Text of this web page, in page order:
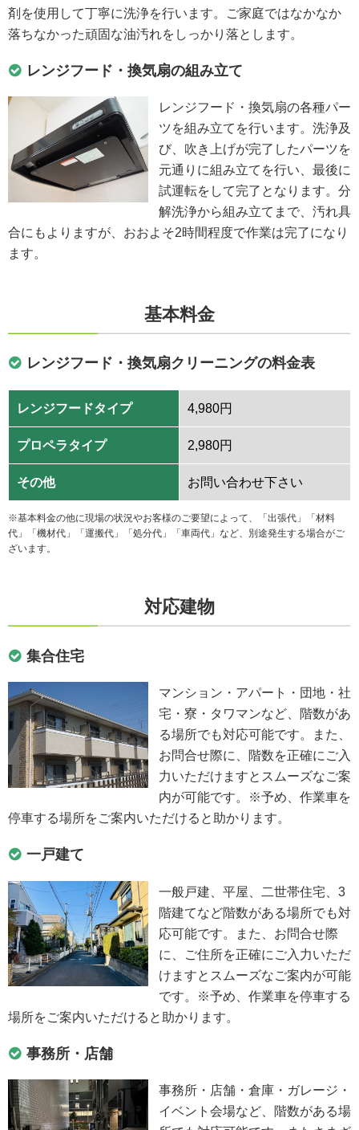
剤を使用して丁寧に洗浄を行います。ご家庭ではなかなか
落ちなかった頑固な油汚れをしっかり落とします。
レンジフード・換気扇の組み立て
レンジフード・換気扇の各種パー
ツを組み立てを行います。洗浄及
び、吹き上げが完了したパーツを
元通りに組み立てを行い、最後に
試運転をして完了となります。分
解洗浄から組み立てまで、汚れ具
合にもよりますが、おおよそ2時間程度で作業は完了になり
ます。
基本料金
レンジフード・換気扇クリーニングの料金表
レンジフードタイプ 4,980円
プロペラタイプ 2,980円
その他 お問い合わせ下さい
※基本料金の他に現場の状況やお客様のご要望によって、「出張代」「材料
代」「機材代」「運搬代」「処分代」「車両代」など、別途発生する場合がご
ざいます。
対応建物
集合住宅
マンション・アパート・団地・社
宅・寮・タワマンなど、階数があ
る場所でも対応可能です。また、
お問合せ際に、階数を正確にご入
力いただけますとスムーズなご案
内が可能です。※予め、作業車を
停車する場所をご案内いただけると助かります。
一戸建て
一般戸建、平屋、二世帯住宅、3
階建てなど階数がある場所でも対
応可能です。また、お問合せ際
に、ご住所を正確にご入力いただ
けますとスムーズなご案内が可能
です。※予め、作業車を停車する
場所をご案内いただけると助かります。
事務所・店舗
事務所・店舗・倉庫・ガレージ・
イベント会場など、階数がある場